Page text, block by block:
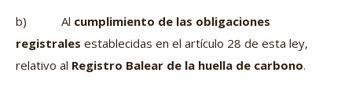
b) Al cumplimiento de las obligaciones
registrales establecidas en el artículo 28 de esta ley,
relativo al Registro Balear de la huella de carbono.